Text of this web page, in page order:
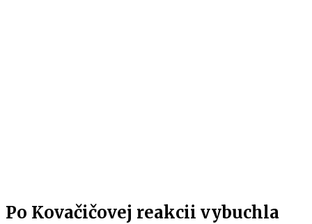
Po Kovačičovej reakcii vybuchla